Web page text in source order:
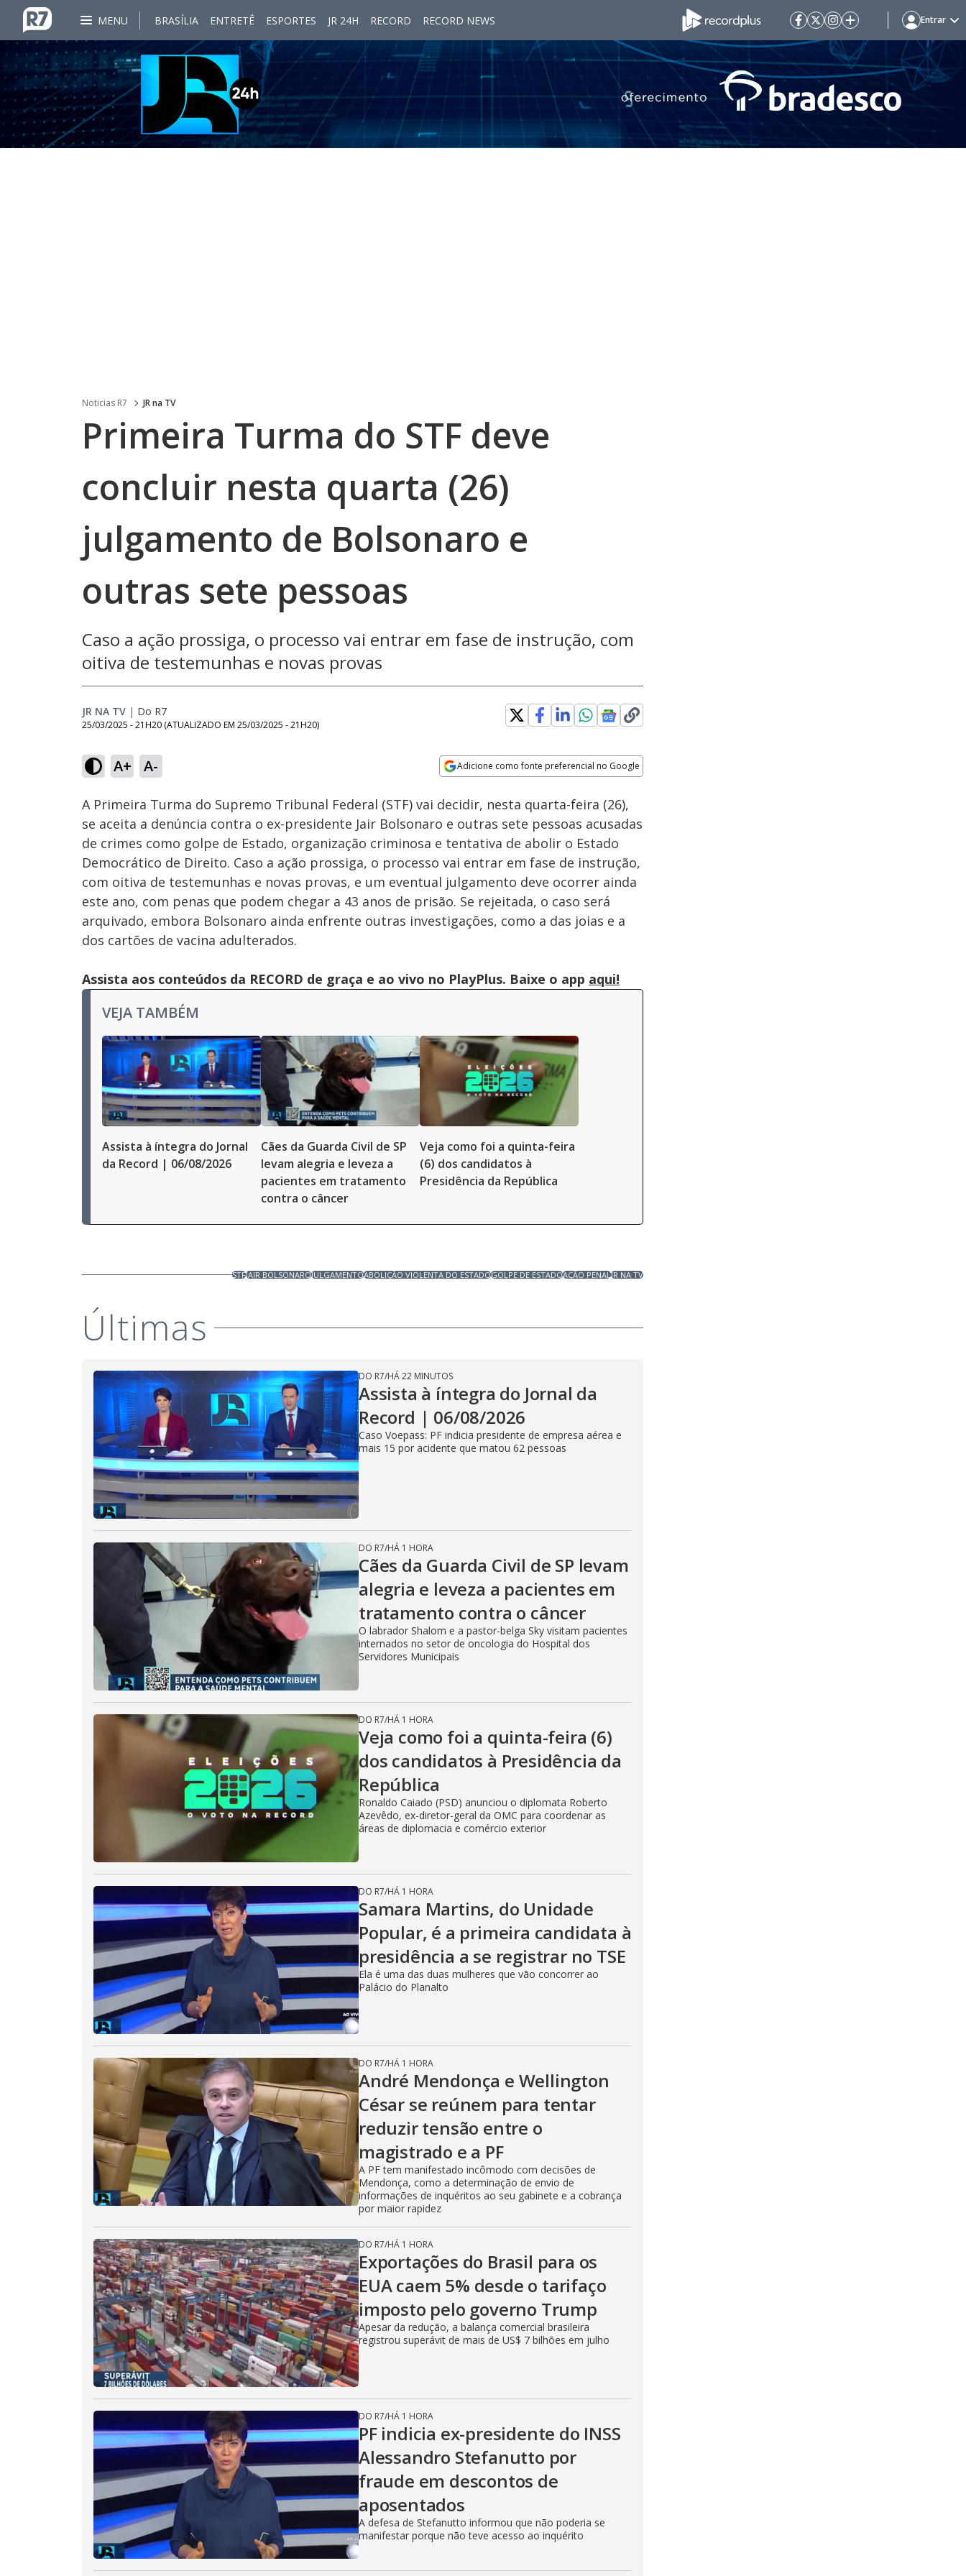
MENU BRASÍLIA ENTRETÊ ESPORTES JR 24H RECORD RECORD NEWS Entrar
Noticias R7 JR na TV
Primeira Turma do STF deve
concluir nesta quarta (26)
julgamento de Bolsonaro e
outras sete pessoas
Caso a ação prossiga, o processo vai entrar em fase de instrução, com
oitiva de testemunhas e novas provas
JR NA TV | Do R7
25/03/2025 - 21H20 (ATUALIZADO EM 25/03/2025 - 21H20)
A+ A- Adicione como fonte preferencial no Google
Ativar
Som
Velocidade
A Primeira Turma do Supremo Tribunal Federal (STF) vai decidir, nesta quarta-feira (26),
se aceita a denúncia contra o ex-presidente Jair Bolsonaro e outras sete pessoas acusadas
de crimes como golpe de Estado, organização criminosa e tentativa de abolir o Estado
Democrático de Direito. Caso a ação prossiga, o processo vai entrar em fase de instrução,
com oitiva de testemunhas e novas provas, e um eventual julgamento deve ocorrer ainda
este ano, com penas que podem chegar a 43 anos de prisão. Se rejeitada, o caso será
arquivado, embora Bolsonaro ainda enfrente outras investigações, como a das joias e a
dos cartões de vacina adulterados.
Assista aos conteúdos da RECORD de graça e ao vivo no PlayPlus. Baixe o app aqui!
VEJA TAMBÉM
Assista à íntegra do Jornal
da Record | 06/08/2026
Cães da Guarda Civil de SP
levam alegria e leveza a
pacientes em tratamento
contra o câncer
Veja como foi a quinta-feira
(6) dos candidatos à
Presidência da República
STFJAIR BOLSONAROJULGAMENTOABOLIÇÃO VIOLENTA DO ESTADOGOLPE DE ESTADOAÇÃO PENALJR NA TV
Últimas
DO R7/HÁ 22 MINUTOS
Assista à íntegra do Jornal da
Record | 06/08/2026
Caso Voepass: PF indicia presidente de empresa aérea e
mais 15 por acidente que matou 62 pessoas
DO R7/HÁ 1 HORA
Cães da Guarda Civil de SP levam
alegria e leveza a pacientes em
tratamento contra o câncer
O labrador Shalom e a pastor-belga Sky visitam pacientes
internados no setor de oncologia do Hospital dos
Servidores Municipais
DO R7/HÁ 1 HORA
Veja como foi a quinta-feira (6)
dos candidatos à Presidência da
República
Ronaldo Caiado (PSD) anunciou o diplomata Roberto
Azevêdo, ex-diretor-geral da OMC para coordenar as
áreas de diplomacia e comércio exterior
DO R7/HÁ 1 HORA
Samara Martins, do Unidade
Popular, é a primeira candidata à
presidência a se registrar no TSE
Ela é uma das duas mulheres que vão concorrer ao
Palácio do Planalto
DO R7/HÁ 1 HORA
André Mendonça e Wellington
César se reúnem para tentar
reduzir tensão entre o
magistrado e a PF
A PF tem manifestado incômodo com decisões de
Mendonça, como a determinação de envio de
informações de inquéritos ao seu gabinete e a cobrança
por maior rapidez
DO R7/HÁ 1 HORA
Exportações do Brasil para os
EUA caem 5% desde o tarifaço
imposto pelo governo Trump
Apesar da redução, a balança comercial brasileira
registrou superávit de mais de US$ 7 bilhões em julho
DO R7/HÁ 1 HORA
PF indicia ex-presidente do INSS
Alessandro Stefanutto por
fraude em descontos de
aposentados
A defesa de Stefanutto informou que não poderia se
manifestar porque não teve acesso ao inquérito